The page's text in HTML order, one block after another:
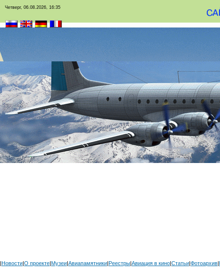
Четверг, 06.08.2026, 16:35
|Новости|О проекте|Музеи|Авиапамятники|Реестры|Авиация в кино|Статьи|Фотоархив|